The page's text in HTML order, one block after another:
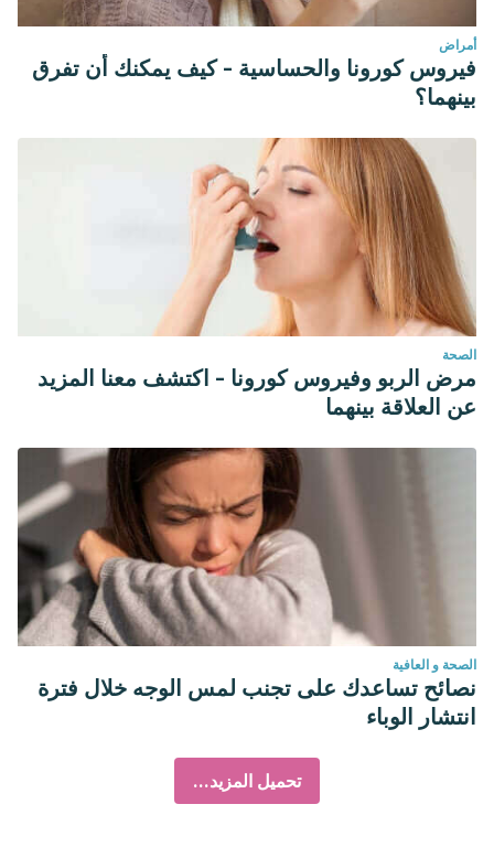
أمراض
فيروس كورونا والحساسية - كيف يمكنك أن تفرق
بينهما؟
الصحة
مرض الربو وفيروس كورونا - اكتشف معنا المزيد
عن العلاقة بينهما
الصحة و العافية
نصائح تساعدك على تجنب لمس الوجه خلال فترة
انتشار الوباء
تحميل المزيد...